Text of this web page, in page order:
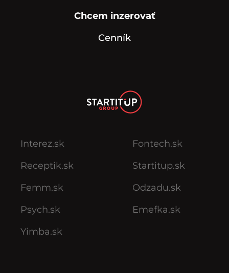
Chcem inzerovať
Cenník
Interez.sk
Receptik.sk
Femm.sk
Psych.sk
Yimba.sk
Fontech.sk
Startitup.sk
Odzadu.sk
Emefka.sk